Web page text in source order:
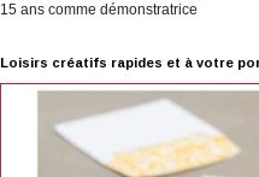
15 ans comme démonstratrice
Loisirs créatifs rapides et à votre